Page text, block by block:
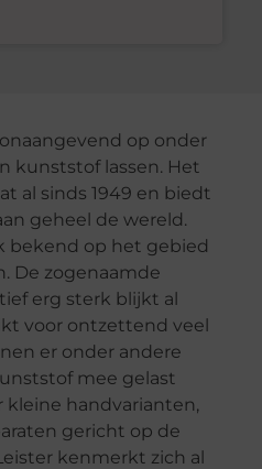
op onder
kunststof lassen. Het
al sinds 1949 en biedt
geheel de wereld.
bekend op het gebied
De zogenaamde
erg sterk blijkt al
voor ontzettend veel
er onder andere
mee gelast
kleine handvarianten,
gericht op de
kenmerkt zich al